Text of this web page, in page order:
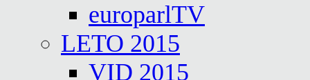
europarlTV
LETO 2015
VID 2015